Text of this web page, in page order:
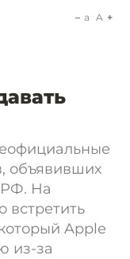
a A
объявивших
РФ. На
встретить
Apple
из-за